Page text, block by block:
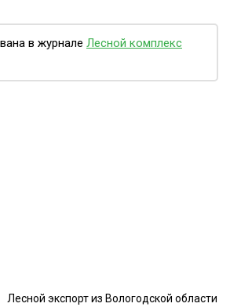
в журнале Лесной комплекс
Лесной экспорт из Вологодской области